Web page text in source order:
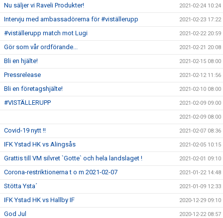
Nu säljer vi Raveli Produkter! 2021-02-24 10:24
Intervju med ambassadörerna för #viställerupp 2021-02-23 17:22
#viställerupp match mot Lugi 2021-02-22 20:59
Gör som vår ordförande... 2021-02-21 20:08
Bli en hjälte! 2021-02-15 08:00
Pressrelease 2021-02-12 11:56
Bli en företagshjälte! 2021-02-10 08:00
#VISTÄLLERUPP 2021-02-09 09:00
2021-02-09 08:00
Covid-19 nytt !! 2021-02-07 08:36
IFK Ystad HK vs Alingsås 2021-02-05 10:15
Grattis till VM silvret `Gotte` och hela landslaget ! 2021-02-01 09:10
Corona-restriktionerna t o m 2021-02-07 2021-01-22 14:48
Stötta Ysta´ 2021-01-09 12:33
IFK Ystad HK vs Hallby IF 2020-12-29 09:10
God Jul 2020-12-22 08:57